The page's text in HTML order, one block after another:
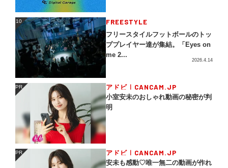
10 FREESTYLE
フリースタイルフットボールのトッ
ププレイヤー達が集結。「Eyes on
me 2...
2026.4.14
PR アドビ｜CANCAM.JP
小室安未のおしゃれ動画の秘密が判
明
PR アドビ｜CANCAM.JP
安未も感動♡唯一無二の動画が作れ